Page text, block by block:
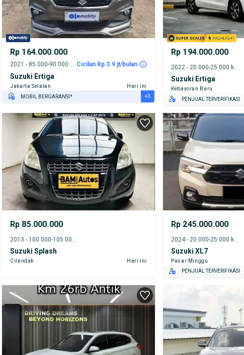
Rp 164.000.000
2021 - 85.000-90.000 km Cicilan Rp 3.9 jt/bulan
Suzuki Ertiga
Jakarta Selatan
Hari ini
MOBIL BERGARANSI*
TEST DRIVE DARI RUMAH
GRATIS BIAYA JASA PERAWATAN*
+3
Rp 194.000.000
2022 - 20.000-25.000 km
Suzuki Ertiga
Kebayoran Baru
PENJUAL TERVERIFIKASI
Rp 85.000.000
2013 - 100.000-105.000 km
Suzuki Splash
Cilandak Hari ini
Rp 245.000.000
2024 - 20.000-25.000 km
Suzuki XL7
Pasar Minggu
PENJUAL TERVERIFIKASI